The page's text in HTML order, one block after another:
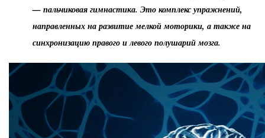
— пальчиковая гимнастика. Это комплекс упражнений,
направленных на развитие мелкой моторики, а также на
синхронизацию правого и левого полушарий мозга.